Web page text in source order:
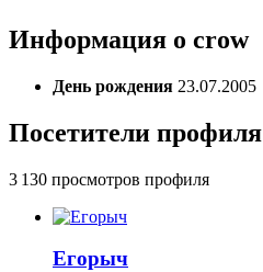
Информация о crow
День рождения 23.07.2005
Посетители профиля
3 130 просмотров профиля
Егорыч